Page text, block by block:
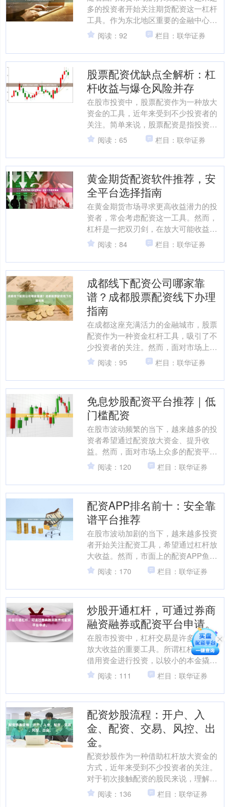
多的投资者开始关注期货配资这一杠杆
工具。作为东北地区重要的金融中心股
票配资开户，大连期货市场（尤其以大
连商品交易所为核心）吸引....
阅读：92 栏目：联华证券
股票配资优缺点全解析：杠
杆收益与爆仓风险并存
在股市投资中，股票配资作为一种放大
资金的工具，近年来受到不少投资者的
关注。简单来说，股票配资是指投资者
通过向配资公司缴纳一定比例的保证
金，获得数倍于本金的资金进....
阅读：65 栏目：联华证券
黄金期货配资软件推荐，安
全平台选择指南
在黄金期货市场寻求更高收益潜力的投
资者，常会考虑配资这一工具。然而，
杠杆是一把双刃剑，在放大可能收益的
同时，也急剧提升了风险。因此期货配
资入门，选择一款功能强大....
阅读：84 栏目：联华证券
成都线下配资公司哪家靠
谱？成都股票配资线下办理
指南
在成都这座充满活力的金融城市，股票
配资作为一种资金杠杆工具，吸引了不
少投资者的关注。然而，面对市场上众
多的线下配资公司，如何选择一家靠谱
的机构成为许多投资者面临....
阅读：95 栏目：联华证券
免息炒股配资平台推荐｜低
门槛配资
在股市波动频繁的当下，越来越多的投
资者希望通过配资放大资金、提升收
益。然而，面对市场上众多的配资平
台，如何选择一家安全、低门槛且具有
免息优势的平台，成为许多人的....
阅读：120 栏目：联华证券
配资APP排名前十：安全靠
谱平台推荐
在股市波动加剧的当下，越来越多投资
者开始关注配资工具，希望通过杠杆放
大收益。然而，市面上的配资APP鱼龙
混杂，选择不当极易陷入资金安全风
险。本文基于平台资质、风....
阅读：170 栏目：联华证券
炒股开通杠杆，可通过券商
融资融券或配资平台申请。
在股市投资中，杠杆交易是许多投资者
放大收益的重要工具。所谓杠杆，就是
借用资金进行投资，以较小的本金撬动
更大的交易规模。目前股票做配资，炒
股开通杠杆主要通过两种途....
阅读：111 栏目：联华证券
配资炒股流程：开户、入
金、配资、交易、风控、出
金。
配资炒股作为一种借助杠杆放大资金的
方式，近年来受到不少投资者的关注。
对于初次接触配资的股民来说，理解完
整的操作流程至关重要。本文将详细梳
理配资炒股的六大核心环节....
阅读：136 栏目：联华证券